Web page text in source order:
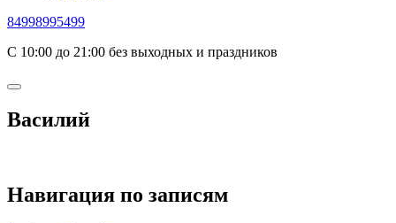
84998995499
С 10:00 до 21:00 без выходных и праздников
Василий
Навигация по записям